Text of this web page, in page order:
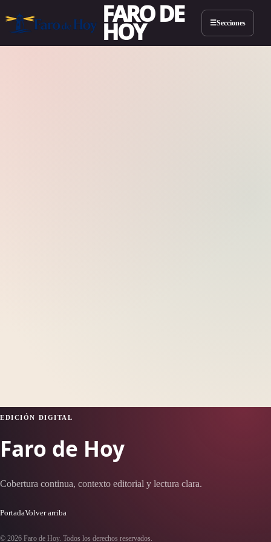
FARO DE
HOY ☰Secciones
EDICIÓN DIGITAL
Faro de Hoy
Cobertura continua, contexto editorial y lectura clara.
PortadaVolver arriba
© 2026 Faro de Hoy. Todos los derechos reservados.